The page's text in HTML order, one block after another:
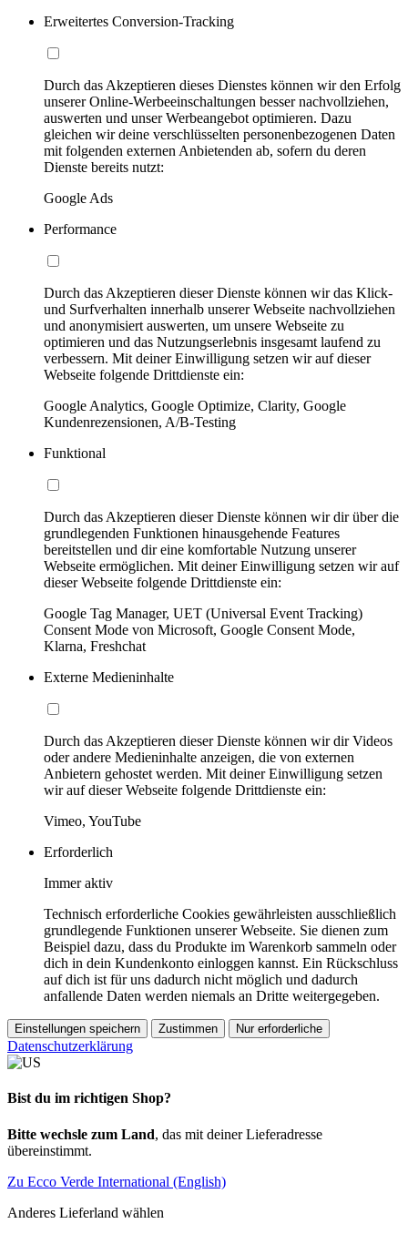
Erweitertes Conversion-Tracking
Durch das Akzeptieren dieses Dienstes können wir den Erfolg
unserer Online-Werbeeinschaltungen besser nachvollziehen,
auswerten und unser Werbeangebot optimieren. Dazu
gleichen wir deine verschlüsselten personenbezogenen Daten
mit folgenden externen Anbietenden ab, sofern du deren
Dienste bereits nutzt:
Google Ads
Performance
Durch das Akzeptieren dieser Dienste können wir das Klick-
und Surfverhalten innerhalb unserer Webseite nachvollziehen
und anonymisiert auswerten, um unsere Webseite zu
optimieren und das Nutzungserlebnis insgesamt laufend zu
verbessern. Mit deiner Einwilligung setzen wir auf dieser
Webseite folgende Drittdienste ein:
Google Analytics, Google Optimize, Clarity, Google
Kundenrezensionen, A/B-Testing
Funktional
Durch das Akzeptieren dieser Dienste können wir dir über die
grundlegenden Funktionen hinausgehende Features
bereitstellen und dir eine komfortable Nutzung unserer
Webseite ermöglichen. Mit deiner Einwilligung setzen wir auf
dieser Webseite folgende Drittdienste ein:
Google Tag Manager, UET (Universal Event Tracking)
Consent Mode von Microsoft, Google Consent Mode,
Klarna, Freshchat
Externe Medieninhalte
Durch das Akzeptieren dieser Dienste können wir dir Videos
oder andere Medieninhalte anzeigen, die von externen
Anbietern gehostet werden. Mit deiner Einwilligung setzen
wir auf dieser Webseite folgende Drittdienste ein:
Vimeo, YouTube
Erforderlich
Immer aktiv
Technisch erforderliche Cookies gewährleisten ausschließlich
grundlegende Funktionen unserer Webseite. Sie dienen zum
Beispiel dazu, dass du Produkte im Warenkorb sammeln oder
dich in dein Kundenkonto einloggen kannst. Ein Rückschluss
auf dich ist für uns dadurch nicht möglich und dadurch
anfallende Daten werden niemals an Dritte weitergegeben.
Einstellungen speichern Zustimmen Nur erforderliche
Datenschutzerklärung
Bist du im richtigen Shop?
Bitte wechsle zum Land, das mit deiner Lieferadresse
übereinstimmt.
Zu Ecco Verde International (English)
Anderes Lieferland wählen